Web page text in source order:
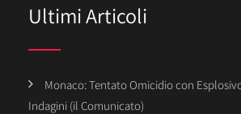
Ultimi Articoli
Monaco: Tentato Omicidio con
Indagini (il Comunicato)